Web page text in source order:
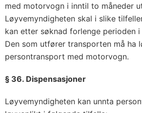
med motorvogn i inntil to måneder
Løyvemyndigheten skal i slike
kan etter søknad forlenge perioden
Den som utfører transporten må ha
persontransport med motorvogn.
§ 36. Dispensasjoner
Løyvemyndigheten kan unnta